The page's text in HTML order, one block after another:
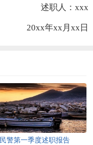
述职人：xxx
20xx年xx月xx日
民警第一季度述职报告